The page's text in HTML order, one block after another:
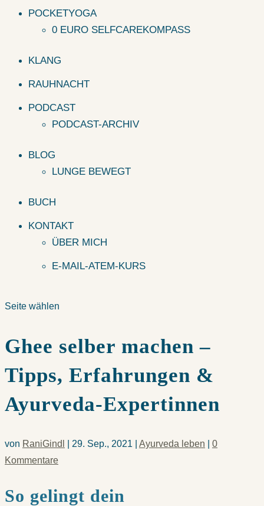
POCKETYOGA
0 EURO SELFCAREKOMPASS
KLANG
RAUHNACHT
PODCAST
PODCAST-ARCHIV
BLOG
LUNGE BEWEGT
BUCH
KONTAKT
ÜBER MICH
E-MAIL-ATEM-KURS
Seite wählen
Ghee selber machen –
Tipps, Erfahrungen &
Ayurveda-Expertinnen
von RaniGindl 29. Sep., 2021 Ayurveda leben
0
Kommentare
So gelingt dein